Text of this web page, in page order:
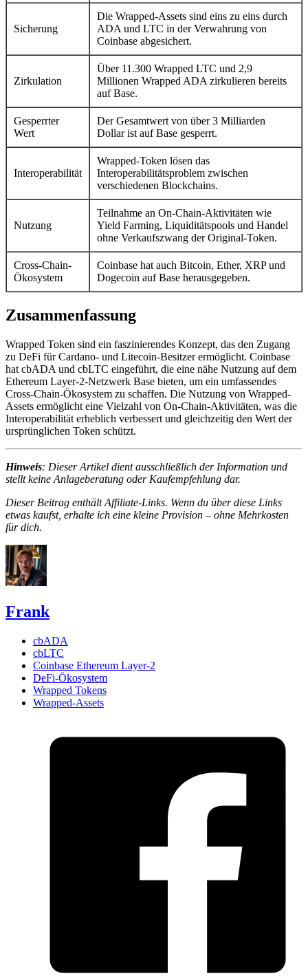
Sicherung
Die Wrapped-Assets sind eins zu eins durch
ADA und LTC in der Verwahrung von
Coinbase abgesichert.
Zirkulation
Über 11.300 Wrapped LTC und 2,9
Millionen Wrapped ADA zirkulieren bereits
auf Base.
Gesperrter
Wert
Der Gesamtwert von über 3 Milliarden
Dollar ist auf Base gesperrt.
Interoperabilität
Wrapped-Token lösen das
Interoperabilitätsproblem zwischen
verschiedenen Blockchains.
Nutzung
Teilnahme an On-Chain-Aktivitäten wie
Yield Farming, Liquiditätspools und Handel
ohne Verkaufszwang der Original-Token.
Cross-Chain-
Ökosystem
Coinbase hat auch Bitcoin, Ether, XRP und
Dogecoin auf Base herausgegeben.
Zusammenfassung
Wrapped Token sind ein faszinierendes Konzept, das den Zugang
zu DeFi für Cardano- und Litecoin-Besitzer ermöglicht. Coinbase
hat cbADA und cbLTC eingeführt, die eine nähe Nutzung auf dem
Ethereum Layer-2-Netzwerk Base bieten, um ein umfassendes
Cross-Chain-Ökosystem zu schaffen. Die Nutzung von Wrapped-
Assets ermöglicht eine Vielzahl von On-Chain-Aktivitäten, was die
Interoperabilität erheblich verbessert und gleichzeitig den Wert der
ursprünglichen Token schützt.
Hinweis: Dieser Artikel dient ausschließlich der Information und
stellt keine Anlageberatung oder Kaufempfehlung dar.
Dieser Beitrag enthält Affiliate-Links. Wenn du über diese Links
etwas kaufst, erhalte ich eine kleine Provision – ohne Mehrkosten
für dich.
Frank
cbADA
cbLTC
Coinbase Ethereum Layer-2
DeFi-Ökosystem
Wrapped Tokens
Wrapped-Assets